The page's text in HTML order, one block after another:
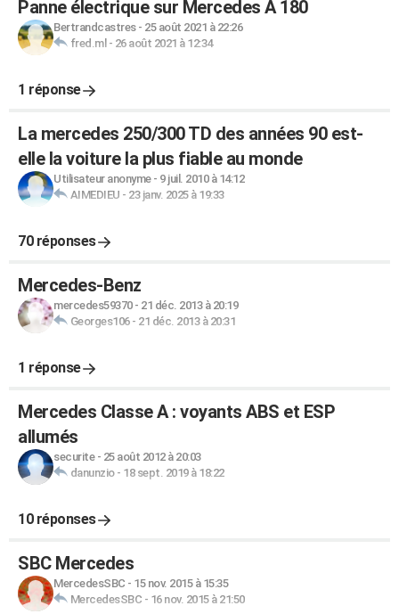
Panne électrique sur Mercedes A 180
Bertrandcastres- 25 août 2021 à 22:26
fred.ml - 26 août 2021 à 12:34
1 réponse
La mercedes 250/300 TD des années 90 est-
elle la voiture la plus fiable au monde
Utilisateur anonyme- 9 juil. 2010 à 14:12
AIMEDIEU - 23 janv. 2025 à 19:33
70 réponses
Mercedes-Benz
mercedes59370- 21 déc. 2013 à 20:19
Georges106- 21 déc. 2013 à 20:31
1 réponse
Mercedes Classe A : voyants ABS et ESP
allumés
securite- 25 août 2012 à 20:03
danunzio- 18 sept. 2019 à 18:22
10 réponses
SBC Mercedes
MercedesSBC - 15 nov. 2015 à 15:35
MercedesSBC - 16 nov. 2015 à 21:50